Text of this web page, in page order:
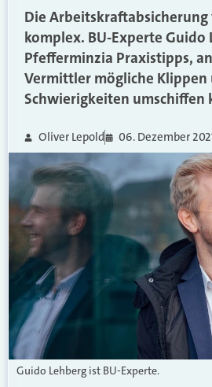
Die
komplex. BU-Experte Guido
Pfefferminzia Praxistipps,
Vermittler mögliche Klippen
Schwierigkeiten umschiffen
Oliver Lepold 06. Dezember
Guido Lehberg ist BU-Experte.